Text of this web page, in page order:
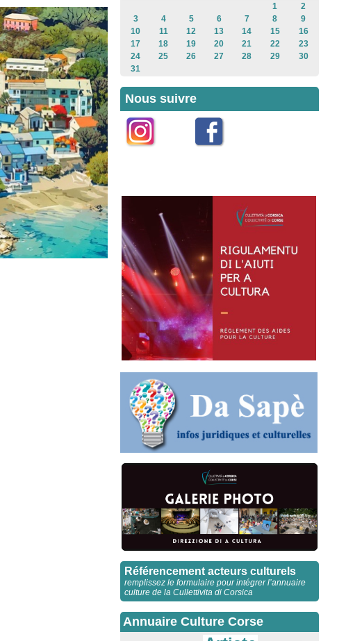
1
2
3
4 5 6 7 8
9
10
11 12 13 14 15
16
17
18 19 20 21 22
23
24
25 26 27 28 29
30
31
Nous suivre
Référencement acteurs culturels
remplissez le formulaire pour intégrer l’annuaire
culture de la Cullettivita di Corsica
Annuaire Culture Corse